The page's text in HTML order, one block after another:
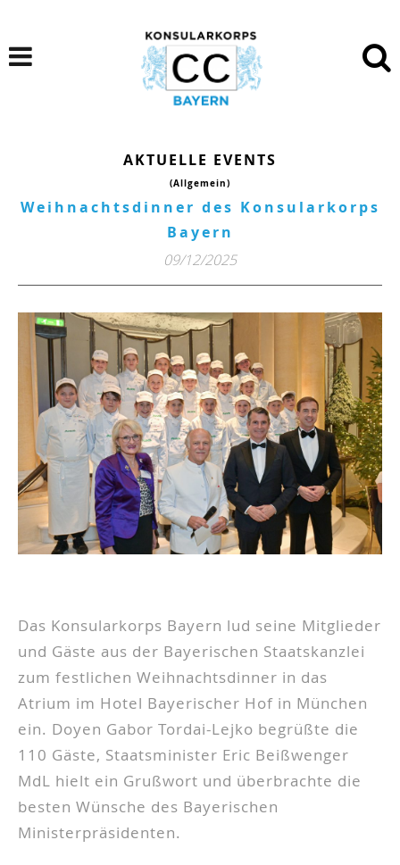
AKTUELLE EVENTS
(Allgemein)
Weihnachtsdinner des Konsularkorps
Bayern
09/12/2025
Das Konsularkorps Bayern lud seine Mitglieder
und Gäste aus der Bayerischen Staatskanzlei
zum festlichen Weihnachtsdinner in das
Atrium im Hotel Bayerischer Hof in München
ein. Doyen Gabor Tordai-Lejko begrüßte die
110 Gäste, Staatsminister Eric Beißwenger
MdL hielt ein Grußwort und überbrachte die
besten Wünsche des Bayerischen
Ministerpräsidenten.